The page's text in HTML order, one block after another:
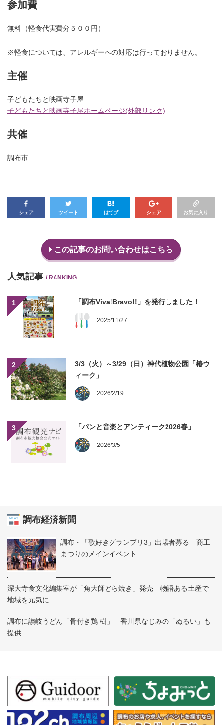
参加費
無料（軽食代実費分５００円）
※軽食については、アレルギーへの対応は行っておりません。
主催
子どもたちと映画寺子屋
子どもたちと映画寺子屋ホームページ(外部リンク)
共催
調布市
シェア ツイート はてブ シェア お気に入り
この記事のお問い合わせはこちら
人気記事 / RANKING
1 「調布Viva!Bravo!!」を発行しました！
2025/11/27
2
3/3（火）～3/29（日）神代植物公園「椿ウ
ィーク」
2026/2/19
3 「パンと音楽とアンティーク2026春」
2026/3/5
調布経済新聞
調布・「歌好きグランプリ3」出場者募る 商工
まつりのメインイベント
深大寺食文化編集室が「角大師どら焼き」発売 物語ある土産で
地域を元気に
調布に讃岐うどん「骨付き鶏 樹」 香川県なじみの「ぬるい」も
提供